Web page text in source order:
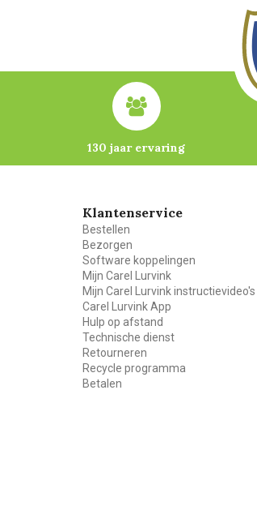
130 jaar ervaring
Klantenservice
Bestellen
Bezorgen
Software koppelingen
Mijn Carel Lurvink
Mijn Carel Lurvink instructievideo's
Carel Lurvink App
Hulp op afstand
Technische dienst
Retourneren
Recycle programma
Betalen